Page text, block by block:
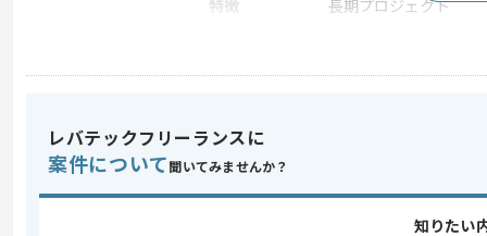
特徴 長期プロジェクト
・Webディレクションの経験
レバテックフリーランスに
案件について 聞いてみませんか？
知りたい